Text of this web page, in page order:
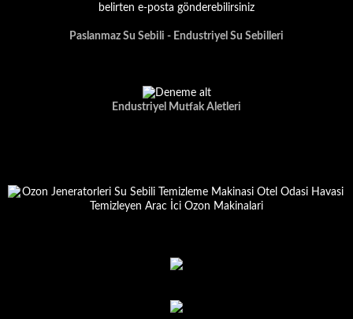
Paslanmaz Su Sebili - Endustriyel Su Sebilleri
Endustriyel Mutfak Aletleri